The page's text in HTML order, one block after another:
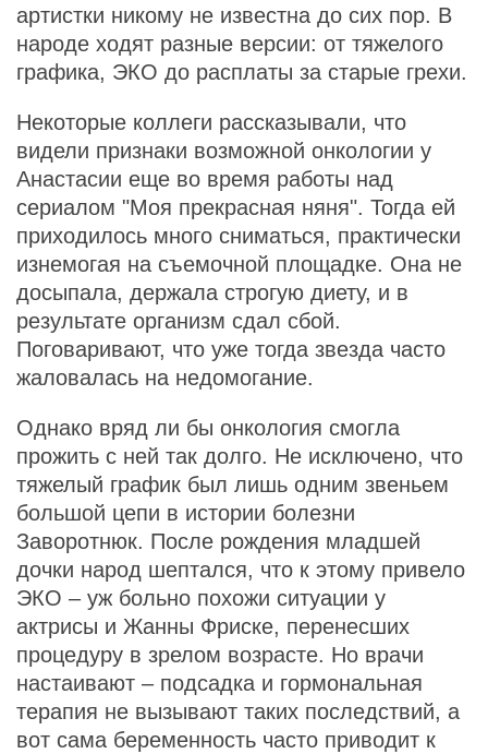
артистки никому не известна до сих пор. В
народе ходят разные версии: от тяжелого
графика, ЭКО до расплаты за старые грехи.
Некоторые коллеги рассказывали, что
видели признаки возможной онкологии у
Анастасии еще во время работы над
сериалом "Моя прекрасная няня". Тогда ей
приходилось много сниматься, практически
изнемогая на съемочной площадке. Она не
досыпала, держала строгую диету, и в
результате организм сдал сбой.
Поговаривают, что уже тогда звезда часто
жаловалась на недомогание.
Однако вряд ли бы онкология смогла
прожить с ней так долго. Не исключено, что
тяжелый график был лишь одним звеньем
большой цепи в истории болезни
Заворотнюк. После рождения младшей
дочки народ шептался, что к этому привело
ЭКО – уж больно похожи ситуации у
актрисы и Жанны Фриске, перенесших
процедуру в зрелом возрасте. Но врачи
настаивают – подсадка и гормональная
терапия не вызывают таких последствий, а
вот сама беременность часто приводит к